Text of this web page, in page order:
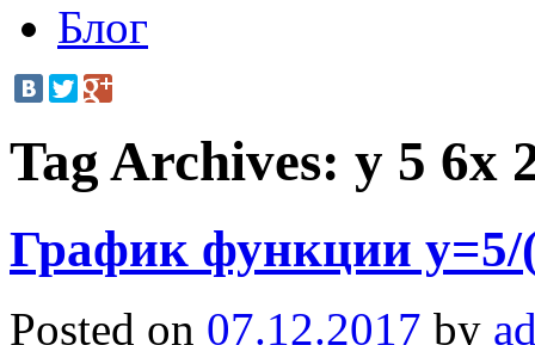
Блог
Tag Archives: y 5 6x
График функции y=5/
Posted on 07.12.2017 by